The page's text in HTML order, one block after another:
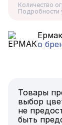
Количество
Подробности
о
Товары
выбор
не
быть